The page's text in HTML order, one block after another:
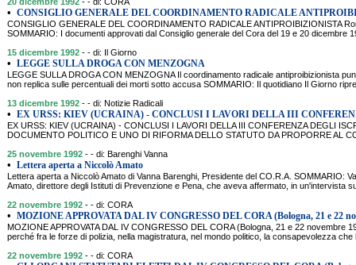
• CONSIGLIO GENERALE DEL COORDINAMENTO RADICALE
CONSIGLIO GENERALE DEL COORDINAMENTO RADICALE ANTIPROIBIZIONISTA
SOMMARIO: I documenti approvati dal Consiglio generale del Cora del 19 e 20 dicembre
15 dicembre 1992 - - di: Il Giorno
• LEGGE SULLA DROGA CON MENZOGNA
LEGGE SULLA DROGA CON MENZOGNA Il coordinamento radicale antiproibizionista
non replica sulle percentuali dei morti sotto accusa SOMMARIO: Il quotidiano Il Giorno
13 dicembre 1992 - - di: Notizie Radicali
• EX URSS: KIEV (UCRAINA) - CONCLUSI I LAVORI DELLA III
EX URSS: KIEV (UCRAINA) - CONCLUSI I LAVORI DELLA III CONFERENZA DEGLI
DOCUMENTO POLITICO E UNO DI RIFORMA DELLO STATUTO DA PROPORRE AL
25 novembre 1992 - - di: Barenghi Vanna
• Lettera aperta a Niccolò Amato
Lettera aperta a Niccolò Amato di Vanna Barenghi, Presidente del CO.R.A. SOMMARIO:
Amato, direttore degli Istituti di Prevenzione e Pena, che aveva affermato, in un'intervista
22 novembre 1992 - - di: CORA
• MOZIONE APPROVATA DAL IV CONGRESSO DEL CORA (Bologna, 21 e 22
MOZIONE APPROVATA DAL IV CONGRESSO DEL CORA (Bologna, 21 e 22 novembre
perché fra le forze di polizia, nella magistratura, nel mondo politico, la consapevolezza che
22 novembre 1992 - - di: CORA